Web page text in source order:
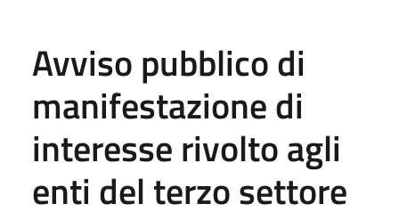
Avviso pubblico di
manifestazione di
interesse rivolto agli
enti del terzo settore